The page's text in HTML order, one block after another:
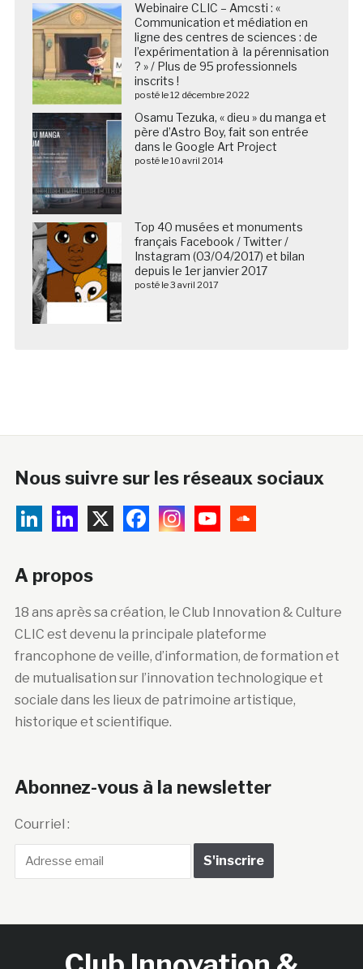
Webinaire CLIC – Amcsti : «
Communication et médiation en
ligne des centres de sciences : de
l’expérimentation à la pérennisation
? » / Plus de 95 professionnels
inscrits !
posté le 12 décembre 2022
Osamu Tezuka, « dieu » du manga et
père d’Astro Boy, fait son entrée
dans le Google Art Project
posté le 10 avril 2014
Top 40 musées et monuments
français Facebook / Twitter /
Instagram (03/04/2017) et bilan
depuis le 1er janvier 2017
posté le 3 avril 2017
Nous suivre sur les réseaux sociaux
A propos
18 ans après sa création, le Club Innovation & Culture
CLIC est devenu la principale plateforme
francophone de veille, d’information, de formation et
de mutualisation sur l’innovation technologique et
sociale dans les lieux de patrimoine artistique,
historique et scientifique.
Abonnez-vous à la newsletter
Courriel :